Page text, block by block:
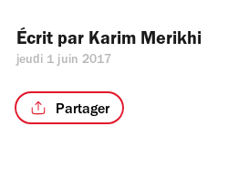
Écrit par Karim Merikhi
jeudi 1 juin 2017
Partager